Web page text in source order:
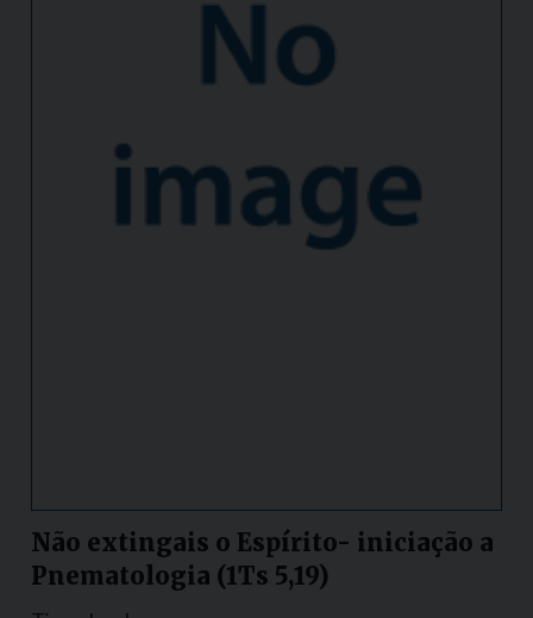
Não extingais o Espírito- iniciação a
Pnematologia (1Ts 5,19)